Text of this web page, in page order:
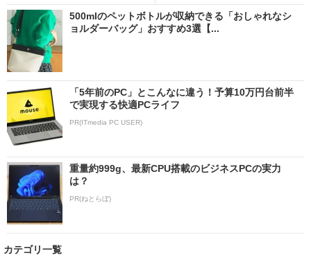
500mlのペットボトルが収納できる「おしゃれなシ
ョルダーバッグ」おすすめ3選【...
「5年前のPC」とこんなに違う！予算10万円台前半
で実現する快適PCライフ
PR(ITmedia PC USER)
重量約999g、最新CPU搭載のビジネスPCの実力
は？
PR(ねとらぼ)
カテゴリ一覧